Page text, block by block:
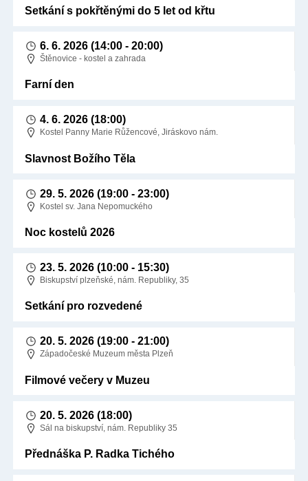
Setkání s pokřtěnými do 5 let od křtu
6. 6. 2026 (14:00 - 20:00)
Štěnovice - kostel a zahrada
Farní den
4. 6. 2026 (18:00)
Kostel Panny Marie Růžencové, Jiráskovo nám.
Slavnost Božího Těla
29. 5. 2026 (19:00 - 23:00)
Kostel sv. Jana Nepomuckého
Noc kostelů 2026
23. 5. 2026 (10:00 - 15:30)
Biskupství plzeňské, nám. Republiky, 35
Setkání pro rozvedené
20. 5. 2026 (19:00 - 21:00)
Západočeské Muzeum města Plzeň
Filmové večery v Muzeu
20. 5. 2026 (18:00)
Sál na biskupství, nám. Republiky 35
Přednáška P. Radka Tichého